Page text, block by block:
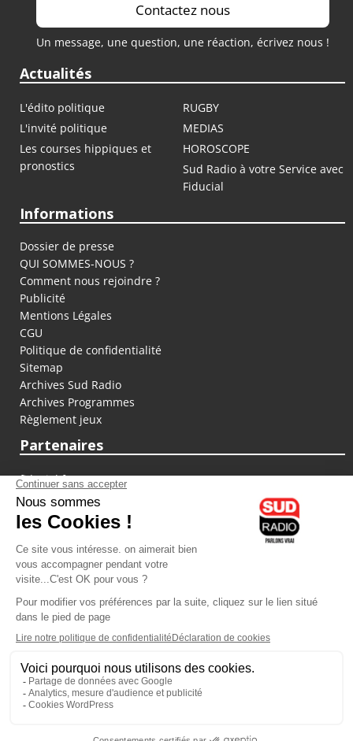
Contactez nous
Un message, une question, une réaction, écrivez nous !
Actualités
L'édito politique
RUGBY
L'invité politique
MEDIAS
Les courses hippiques et
pronostics
HOROSCOPE
Sud Radio à votre Service avec
Fiducial
Informations
Dossier de presse
QUI SOMMES-NOUS ?
Comment nous rejoindre ?
Publicité
Mentions Légales
CGU
Politique de confidentialité
Sitemap
Archives Sud Radio
Archives Programmes
Règlement jeux
Partenaires
fiducial.fr
lyoncapitale.fr
olympique-et-lyonnais.com
L'application Iphone / Android
Téléchargez l'application
Les cookies
Gestion des cookies
Crédit photos : ©Sud Radio / Pierre Olivier